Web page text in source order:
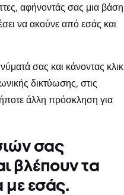
αφήνοντάς σας μια βάση
να ακούνε από εσάς και
σας και κάνοντας κλικ
δικτύωσης, στις
άλλη πρόσκληση για
σας
βλέπουν τα
με εσάς.